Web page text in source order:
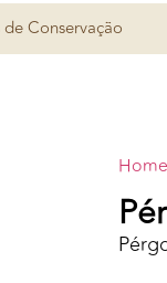
Conservação
Home